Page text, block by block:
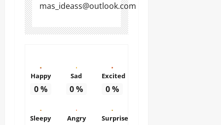
mas_ideass@outlook.com
Happy
0%
Sad
0%
Excited
0%
Sleepy Angry Surprise